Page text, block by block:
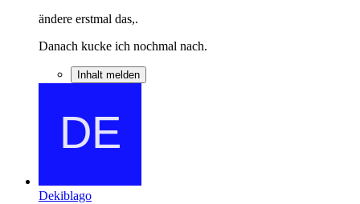
ändere erstmal das,.
Danach kucke ich nochmal nach.
Inhalt melden
Dekiblago